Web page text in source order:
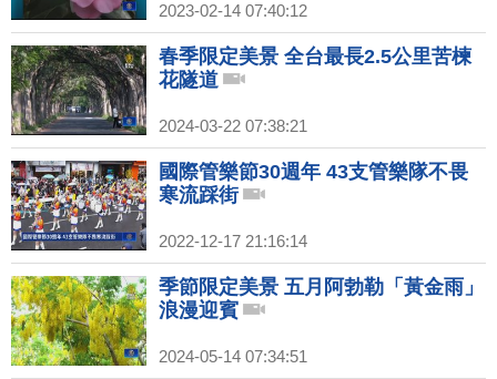
2023-02-14 07:40:12
春季限定美景 全台最長2.5公里苦楝
花隧道
2024-03-22 07:38:21
國際管樂節30週年 43支管樂隊不畏
寒流踩街
2022-12-17 21:16:14
季節限定美景 五月阿勃勒「黃金雨」
浪漫迎賓
2024-05-14 07:34:51